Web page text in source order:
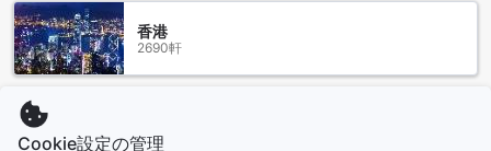
香港
2690軒
1506軒
Cookie設定の管理